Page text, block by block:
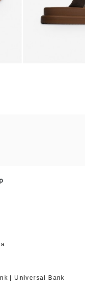
| Universal Bank